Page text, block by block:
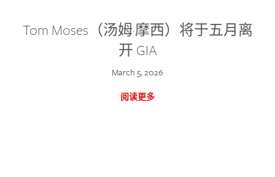
Tom Moses（汤姆·摩西）将于五月离
开 GIA
March 5, 2026
阅读更多